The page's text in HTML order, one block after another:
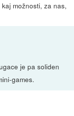
možnosti, za nas,
je pa soliden
games.